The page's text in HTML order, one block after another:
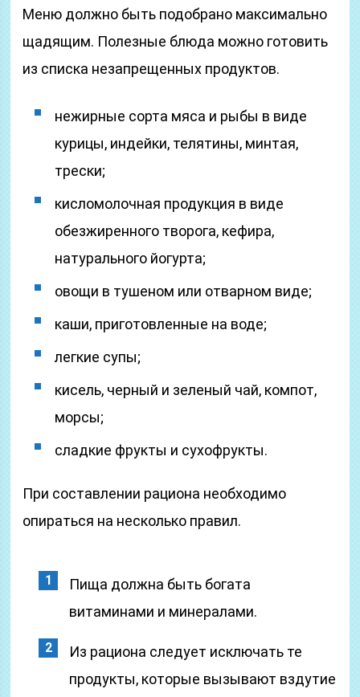
Меню должно быть подобрано максимально
щадящим. Полезные блюда можно готовить
из списка незапрещенных продуктов.
нежирные сорта мяса и рыбы в виде
курицы, индейки, телятины, минтая,
трески;
кисломолочная продукция в виде
обезжиренного творога, кефира,
натурального йогурта;
овощи в тушеном или отварном виде;
каши, приготовленные на воде;
легкие супы;
кисель, черный и зеленый чай, компот,
морсы;
сладкие фрукты и сухофрукты.
При составлении рациона необходимо
опираться на несколько правил.
Пища должна быть богата
витаминами и минералами.
Из рациона следует исключать те
продукты, которые вызывают вздутие